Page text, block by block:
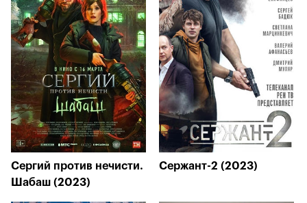
Сергий против нечисти.
Шабаш (2023)
Сержант-2 (2023)